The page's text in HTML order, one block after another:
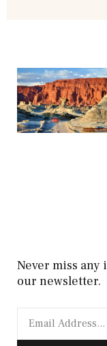
Never miss
our newsletter.